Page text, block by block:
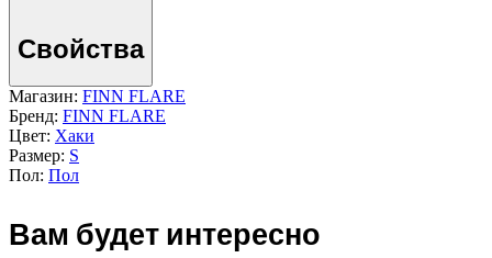
Свойства
Магазин: FINN FLARE
Бренд: FINN FLARE
Цвет: Хаки
Размер: S
Пол: Пол
Вам будет интересно